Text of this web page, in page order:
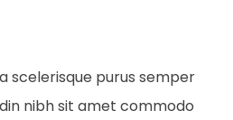
scelerisque purus semper
nibh sit amet commodo